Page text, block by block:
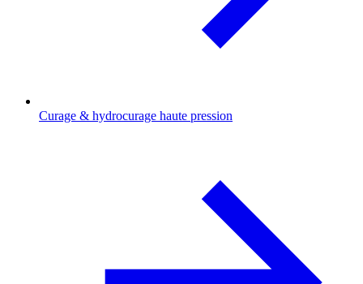
Curage & hydrocurage haute pression